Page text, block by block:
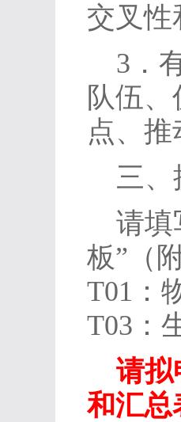
交叉性
3．
队伍
点、
三、
请填
板”（
T01：
T03：
请拟
和汇总